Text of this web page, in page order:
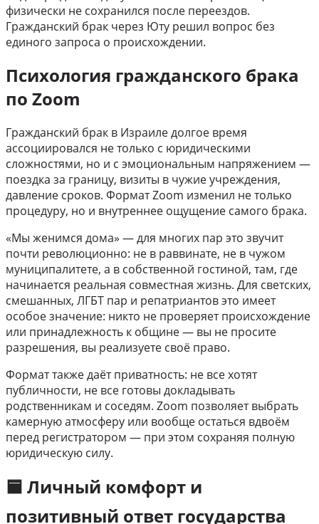
физически не сохранился после переездов.
Гражданский брак через Юту решил вопрос без
единого запроса о происхождении.
Психология гражданского брака
по Zoom
Гражданский брак в Израиле долгое время
ассоциировался не только с юридическими
сложностями, но и с эмоциональным напряжением —
поездка за границу, визиты в чужие учреждения,
давление сроков. Формат Zoom изменил не только
процедуру, но и внутреннее ощущение самого брака.
«Мы женимся дома» — для многих пар это звучит
почти революционно: не в раввинате, не в чужом
муниципалитете, а в собственной гостиной, там, где
начинается реальная совместная жизнь. Для светских,
смешанных, ЛГБТ пар и репатриантов это имеет
особое значение: никто не проверяет происхождение
или принадлежность к общине — вы не просите
разрешения, вы реализуете своё право.
Формат также даёт приватность: не все хотят
публичности, не все готовы докладывать
родственникам и соседям. Zoom позволяет выбрать
камерную атмосферу или вообще остаться вдвоём
перед регистратором — при этом сохраняя полную
юридическую силу.
🟦 Личный комфорт и
позитивный ответ государства